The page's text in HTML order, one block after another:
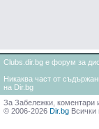
Clubs.dir.bg е форум за
Никаква част от
на Dir.bg
За Забележки, коментари
© 2006-2026 Dir.bg Всички